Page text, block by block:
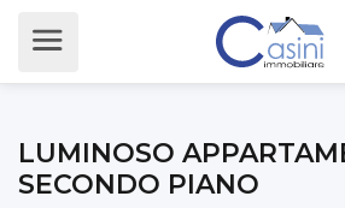
LUMINOSO
SECONDO PIANO